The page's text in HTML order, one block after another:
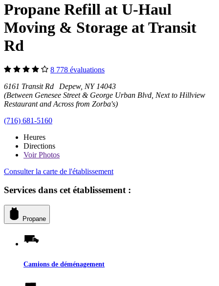
Propane Refill at U-Haul
Moving & Storage at Transit
Rd
8 778 évaluations
6161 Transit Rd Depew, NY 14043
(Between Genesee Street & George Urban Blvd, Next to Hillview
Restaurant and Across from Zorba's)
(716) 681-5160
Heures
Directions
VoirPhotos
Consulter la carte de l'établissement
Services dans cet établissement :
Propane
Camions de déménagement